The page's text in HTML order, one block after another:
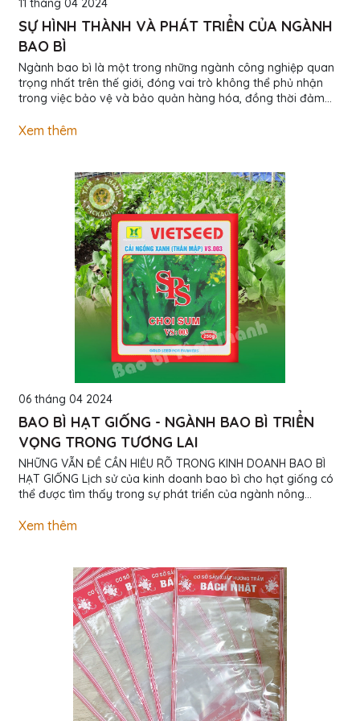
11 tháng 04 2024
SỰ HÌNH THÀNH VÀ PHÁT TRIỂN CỦA NGÀNH
BAO BÌ
Ngành bao bì là một trong những ngành công nghiệp quan
trọng nhất trên thế giới, đóng vai trò không thể phủ nhận
trong việc bảo vệ và bảo quản hàng hóa, đồng thời đảm
này kéo dài hàng ngàn năm, với sự phát triển và tiến bộ
cường đáng kể trong sự quan tâm đến bao bì thân thiện với
môi trường. Công nghệ và...
Xem thêm
06 tháng 04 2024
BAO BÌ HẠT GIỐNG - NGÀNH BAO BÌ TRIỂN
VỌNG TRONG TƯƠNG LAI
NHỮNG VẪN ĐỀ CẦN HIỂU RÕ TRONG KINH DOANH BAO BÌ
HẠT GIỐNG Lịch sử của kinh doanh bao bì cho hạt giống có
thể được tìm thấy trong sự phát triển của ngành nông
chuyển hạt giống một cách hiệu quả. Kinh doanh bao bì hạt
Loại hạt giống: Hiểu rõ về loại hạt giống bạn đang cung cấp
bao bì cho...
Xem thêm